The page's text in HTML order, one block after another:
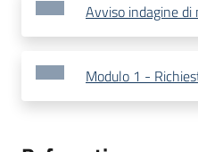
Avviso indagine di
Modulo 1 -